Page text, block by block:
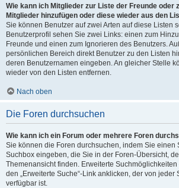
Wie kann ich Mitglieder zur Liste der Freunde oder
Mitglieder hinzufügen oder diese wieder aus den
Sie können Benutzer auf zwei Arten auf diese Listen
Benutzerprofil sehen Sie zwei Links: einen zum
Freunde und einen zum Ignorieren des Benutzers.
persönlichen Bereich direkt Benutzer zu den Listen
deren Benutzernamen eingeben. An gleicher Stelle
wieder von den Listen entfernen.
Nach oben
Die Foren durchsuchen
Wie kann ich ein Forum oder mehrere Foren
Sie können die Foren durchsuchen, indem Sie einen
Suchbox eingeben, die Sie in der Foren-Übersicht,
Themenansicht finden. Erweiterte
den „Erweiterte Suche“-Link anklicken, der von jeder
verfügbar ist.